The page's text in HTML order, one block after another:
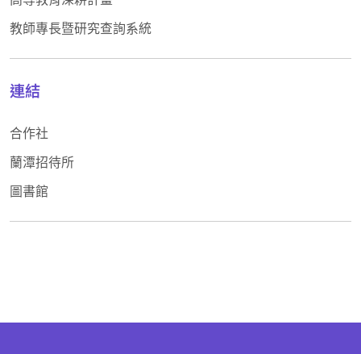
教師專長暨研究查詢系統
連結
合作社
蘭潭招待所
圖書館